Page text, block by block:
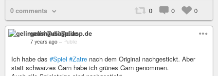
0 comments 0 0 0
gelimausi@diasp.de
7 years ago – Public
Ich habe das #Spiel #Zatre nach dem Original nachgestickt. Aber
statt schwarzes Garn habe ich grünes Garn genommen.